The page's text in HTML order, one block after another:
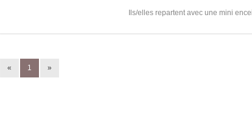
Ils/elles repartent avec une mini
« 1 »